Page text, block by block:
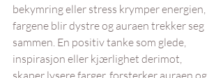
bekymring eller stress krymper energien,
fargene blir dystre og auraen trekker seg
sammen. En positiv tanke som glede,
inspirasjon eller kjærlighet derimot,
skaper lysere farger, forsterker auraen og